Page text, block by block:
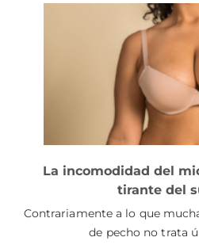
La incomodidad del
tirante del
Contrariamente a lo que
de pecho no trata